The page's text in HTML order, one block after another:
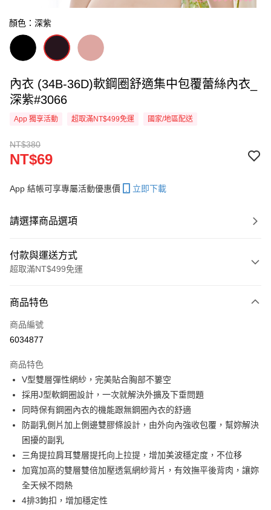
顏色：深紫
內衣 (34B-36D)軟鋼圈舒適集中包覆蕾絲內衣_
深紫#3066
App 獨享活動 超取滿NT$499免運 國家/地區配送
NT$380
NT$69
App 結帳可享專屬活動優惠價 立即下載
請選擇商品選項
付款與運送方式
超取滿NT$499免運
信用卡一次付款
超商取貨付款
Apple Pay
街口支付
悠遊付
全盈+PAY
大哥付你分期
相關說明
【大哥付你分期使用說明】
1.本服務由台灣大哥大提供，台灣大哥大用戶可立即使用無須另外申請。
AFTEE先享後付
商品特色
商品編號
6034877
商品特色
V型雙層彈性網紗，完美貼合胸部不簍空
採用J型軟鋼圈設計，一次就解決外擴及下垂問題
同時保有鋼圈內衣的機能跟無鋼圈內衣的舒適
防副乳側片加上側邊雙膠條設計，由外向內強收包覆，幫妳解決
困擾的副乳
三角提拉肩耳雙層提托向上拉提，增加美波穩定度，不位移
加寬加高的雙層雙倍加壓透氣網紗背片，有效撫平後背肉，讓妳
全天候不悶熱
4排3鉤扣，增加穩定性